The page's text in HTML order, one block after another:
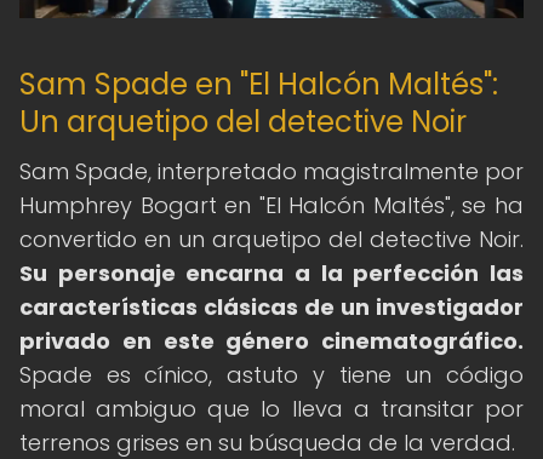
Sam Spade en "El Halcón Maltés":
Un arquetipo del detective Noir
Sam Spade, interpretado magistralmente por
Humphrey Bogart en "El Halcón Maltés", se ha
convertido en un arquetipo del detective Noir.
Su personaje encarna a la perfección las
características clásicas de un investigador
privado en este género cinematográfico.
Spade es cínico, astuto y tiene un código
moral ambiguo que lo lleva a transitar por
terrenos grises en su búsqueda de la verdad.